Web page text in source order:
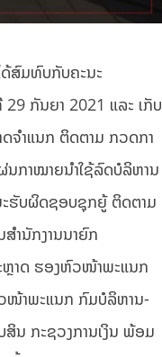
ດ້ສົມທົບກັບຄະນະ
ກັນຍາ 2021 ແລະ ເກັບ
ຈໍາແນກ ຕິດຕາມ ກວດກາ
ນກາໝາຍນໍາໃຊ້ລົດບໍລິຫານ
ະຮັບຜິດຊອບຊຸກຍູ້ ຕິດຕາມ
ານັກງານນາຍົກ
າດ ຮອງຫົວໜ້າພະແນກ
ໜ້າພະແນກ ກົມບໍລິຫານ-
ນ ກະຊວງການເງິນ ພ້ອມ